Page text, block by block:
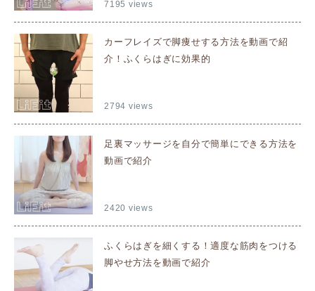
7195 views
カーフレイズで脚痩せする方法を動画で紹
介！ふくらはぎに効果的
2794 views
足裏マッサージを自分で簡単にできる方法を
動画で紹介
2420 views
ふくらはぎを細くする！適度な筋肉をつける
脚やせ方法を動画で紹介